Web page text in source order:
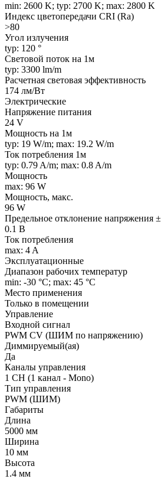
min: 2600 K; typ: 2700 K; max: 2800 K
Индекс цветопередачи CRI (Ra)
>80
Угол излучения
typ: 120 °
Световой поток на 1м
typ: 3300 lm/m
Расчетная световая эффективность
174 лм/Вт
Электрические
Напряжение питания
24 V
Мощность на 1м
typ: 19 W/m; max: 19.2 W/m
Ток потребления 1м
typ: 0.79 A/m; max: 0.8 A/m
Мощность
max: 96 W
Мощность, макс.
96 W
Предельное отклонение напряжения ±
0.1 В
Ток потребления
max: 4 A
Эксплуатационные
Диапазон рабочих температур
min: -30 °C; max: 45 °C
Место применения
Только в помещении
Управление
Входной сигнал
PWM СV (ШИМ по напряжению)
Диммируемый(ая)
Да
Каналы управления
1 CH (1 канал - Mono)
Тип управления
PWM (ШИМ)
Габариты
Длина
5000 мм
Ширина
10 мм
Высота
1.4 мм